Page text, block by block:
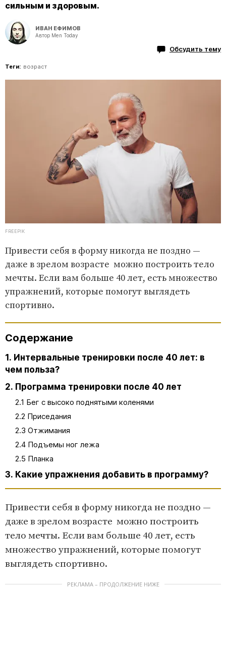
сильным и здоровым.
ИВАН ЕФИМОВ
Автор Men Today
Обсудить тему
Теги: возраст
FREEPIK
Привести себя в форму никогда не поздно —
даже в зрелом возрасте можно построить тело
мечты. Если вам больше 40 лет, есть множество
упражнений, которые помогут выглядеть
спортивно.
Содержание
1. Интервальные тренировки после 40 лет: в
чем польза?
2. Программа тренировки после 40 лет
2.1 Бег с высоко поднятыми коленями
2.2 Приседания
2.3 Отжимания
2.4 Подъемы ног лежа
2.5 Планка
3. Какие упражнения добавить в программу?
Привести себя в форму никогда не поздно —
даже в зрелом возрасте можно построить
тело мечты. Если вам больше 40 лет, есть
множество упражнений, которые помогут
выглядеть спортивно.
РЕКЛАМА – ПРОДОЛЖЕНИЕ НИЖЕ